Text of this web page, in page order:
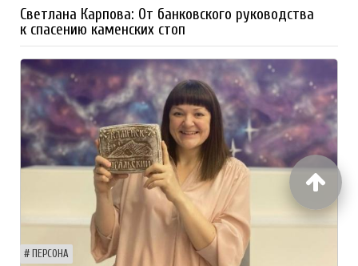
Светлана Карпова: От банковского руководства
к спасению каменских стоп
ПЕРСОНА